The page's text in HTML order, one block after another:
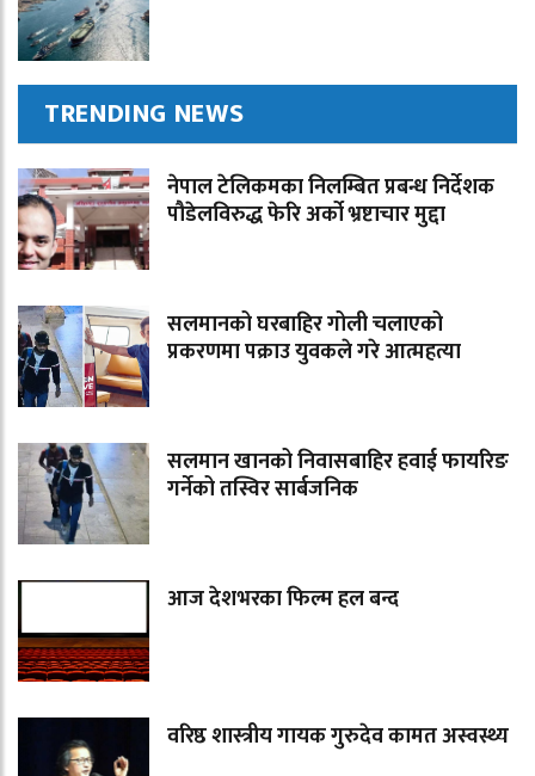
TRENDING NEWS
नेपाल टेलिकमका निलम्बित प्रबन्ध निर्देशक
पौडेलविरुद्ध फेरि अर्को भ्रष्टाचार मुद्दा
सलमानको घरबाहिर गोली चलाएको
प्रकरणमा पक्राउ युवकले गरे आत्महत्या
सलमान खानको निवासबाहिर हवाई फायरिङ
गर्नेको तस्विर सार्बजनिक
आज देशभरका फिल्म हल बन्द
वरिष्ठ शास्त्रीय गायक गुरुदेव कामत अस्वस्थ्य